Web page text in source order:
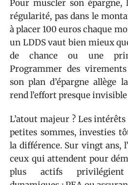
Pour muscler son épargne,
régularité, pas dans le
à placer 100 euros chaque
un LDDS vaut bien mieux
de chance ou une
Programmer des
son plan d’épargne allège
rend l’effort presque
L’atout majeur ? Les
petites sommes, investies
la différence. Sur vingt ans,
ceux qui attendent pour
plus actifs